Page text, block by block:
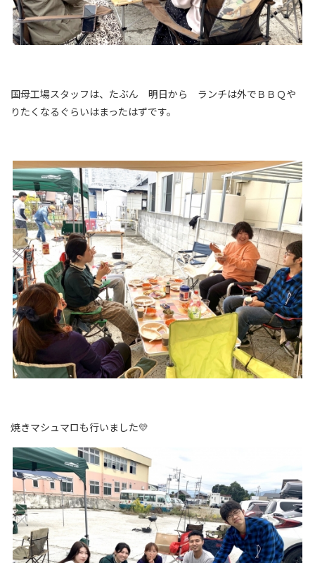
国母工場スタッフは、たぶん 明日から ランチは外でＢＢＱや
りたくなるぐらいはまったはずです。
焼きマシュマロも行いました💛